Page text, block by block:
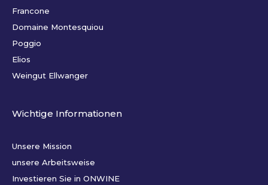
Francone
Domaine Montesquiou
Poggio
Elios
Weingut Ellwanger
Wichtige Informationen
Unsere Mission
unsere Arbeitsweise
Investieren Sie in ONWINE